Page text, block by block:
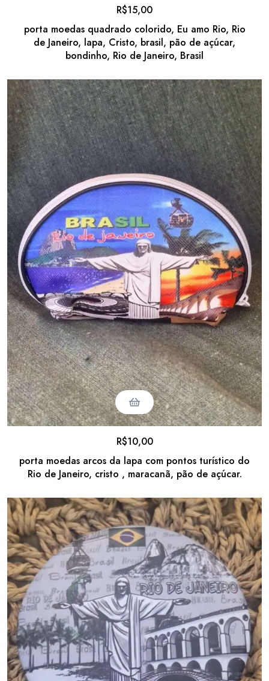
porta moedas quadrado colorido, Eu amo Rio, Rio
de Janeiro, lapa, Cristo, brasil, pão de açúcar,
bondinho, Rio de Janeiro, Brasil
R$15,00
porta moedas arcos da lapa com pontos turístico do
Rio de Janeiro, cristo , maracanã, pão de açúcar.
R$10,00